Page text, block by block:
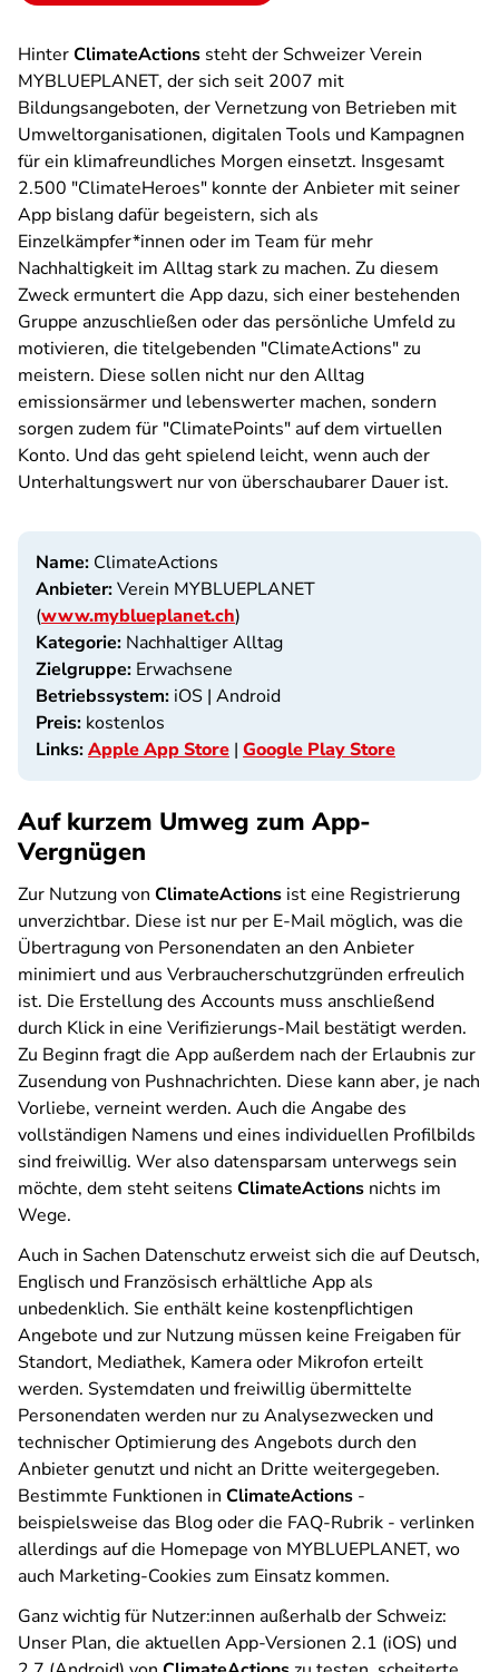
HinterClimateActions steht der Schweizer Verein
MYBLUEPLANET, der sich seit 2007 mit
Bildungsangeboten, der Vernetzung von Betrieben mit
Umweltorganisationen, digitalen Tools und Kampagnen
für ein klimafreundliches Morgen einsetzt. Insgesamt
2.500 "ClimateHeroes" konnte der Anbieter mit seiner
App bislang dafür begeistern, sich als
Einzelkämpfer*innen oder im Team für mehr
Nachhaltigkeit im Alltag stark zu machen. Zu diesem
Zweck ermuntert die App dazu, sich einer bestehenden
Gruppe anzuschließen oder das persönliche Umfeld zu
motivieren, die titelgebenden "ClimateActions" zu
meistern. Diese sollen nicht nur den Alltag
emissionsärmer und lebenswerter machen, sondern
sorgen zudem für "ClimatePoints" auf dem virtuellen
Konto. Und das geht spielend leicht, wenn auch der
Unterhaltungswert nur von überschaubarer Dauer ist.
Name: ClimateActions
Anbieter:Verein MYBLUEPLANET
(www.myblueplanet.ch)
Kategorie: Nachhaltiger Alltag
Zielgruppe: Erwachsene
Betriebssystem: iOS | Android
Preis: kostenlos
Links:Apple App Store | Google Play Store
Auf kurzem Umweg zum App-
Vergnügen
Zur Nutzung von ClimateActions ist eine Registrierung
unverzichtbar. Diese ist nur per E-Mail möglich, was die
Übertragung von Personendaten an den Anbieter
minimiert und aus Verbraucherschutzgründen erfreulich
ist. Die Erstellung des Accounts muss anschließend
durch Klick in eine Verifizierungs-Mail bestätigt werden.
Zu Beginn fragt die App außerdem nach der Erlaubnis zur
Zusendung von Pushnachrichten. Diese kann aber, je nach
Vorliebe, verneint werden. Auch die Angabe des
vollständigen Namens und eines individuellen Profilbilds
sind freiwillig. Wer also datensparsam unterwegs sein
möchte, dem steht seitens ClimateActions nichts im
Wege.
Auch in Sachen Datenschutz erweist sich die auf Deutsch,
Englisch und Französisch erhältliche App als
unbedenklich. Sie enthält keine kostenpflichtigen
Angebote und zur Nutzung müssen keine Freigaben für
Standort, Mediathek, Kamera oder Mikrofon erteilt
werden. Systemdaten und freiwillig übermittelte
Personendaten werden nur zu Analysezwecken und
technischer Optimierung des Angebots durch den
Anbieter genutzt und nicht an Dritte weitergegeben.
Bestimmte Funktionen in ClimateActions -
beispielsweise das Blog oder die FAQ-Rubrik - verlinken
allerdings auf die Homepage von MYBLUEPLANET, wo
auch Marketing-Cookies zum Einsatz kommen.
Ganz wichtig für Nutzer:innen außerhalb der Schweiz:
Unser Plan, die aktuellen App-Versionen 2.1 (iOS) und